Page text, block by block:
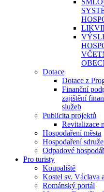
Dotace
Dotace z
Finanční
zajištění
služeb
Publicita projektů
Revitalizace
Hospodaření města
Hospodaření
Odpadové
Pro turisty
Koupaliště
Kostel sv. Václava
Románský portál